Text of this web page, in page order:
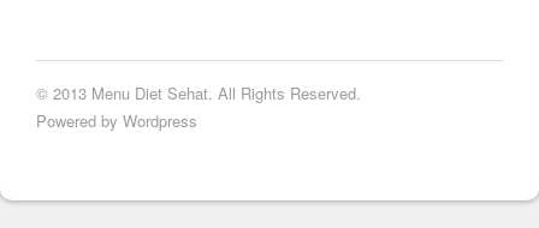
© 2013 Menu Diet Sehat. All Rights Reserved.
Powered by Wordpress